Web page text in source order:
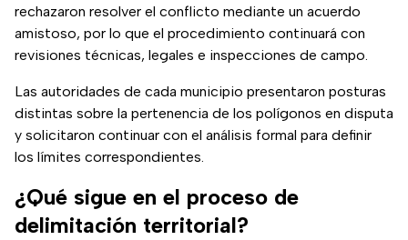
rechazaron resolver el conflicto mediante un acuerdo
amistoso, por lo que el procedimiento continuará con
revisiones técnicas, legales e inspecciones de campo.
Las autoridades de cada municipio presentaron posturas
distintas sobre la pertenencia de los polígonos en disputa
y solicitaron continuar con el análisis formal para definir
los límites correspondientes.
¿Qué sigue en el proceso de
delimitación territorial?